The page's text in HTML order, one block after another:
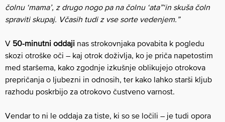
čolnu ‘mama’, z drugo nogo pa na čolnu ‘ata”‘in skuša čoln
spraviti skupaj. Včasih tudi z vse sorte vedenjem.”
V 50-minutni oddaji nas strokovnjaka povabita k pogledu
skozi otroške oči – kaj otrok doživlja, ko je priča napetostim
med staršema, kako zgodnje izkušnje oblikujejo otrokova
prepričanja o ljubezni in odnosih, ter kako lahko starši kljub
razhodu poskrbijo za otrokovo čustveno varnost.
Vendar to ni le oddaja za tiste, ki so se ločili – je tudi opora